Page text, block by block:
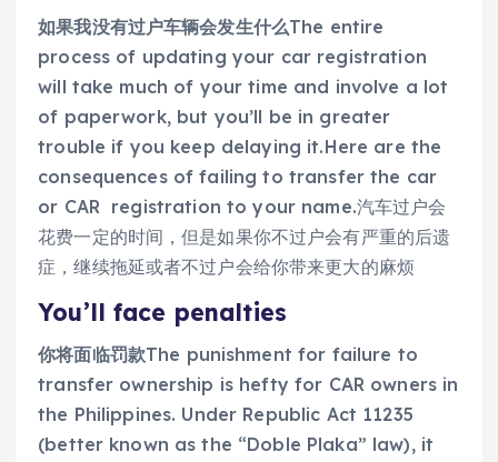
如果我没有过户车辆会发生什么The entire
process of updating your car registration
will take much of your time and involve a lot
of paperwork, but you’ll be in greater
trouble if you keep delaying it.Here are the
consequences of failing to transfer the car
or CAR registration to your name.汽车过户会
花费一定的时间，但是如果你不过户会有严重的后遗
症，继续拖延或者不过户会给你带来更大的麻烦
You’ll face penalties
你将面临罚款The punishment for failure to
transfer ownership is hefty for CAR owners in
the Philippines. Under Republic Act 11235
(better known as the “Doble Plaka” law), it